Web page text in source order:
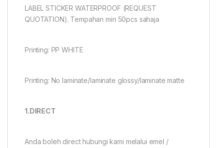
LABEL STICKER WATERPROOF (REQUEST
QUOTATION). Tempahan min 50pcs sahaja
Printing: PP WHITE
Printing: No laminate/laminate glossy/laminate matte
1.DIRECT
Anda boleh direct hubungi kami melalui emel /